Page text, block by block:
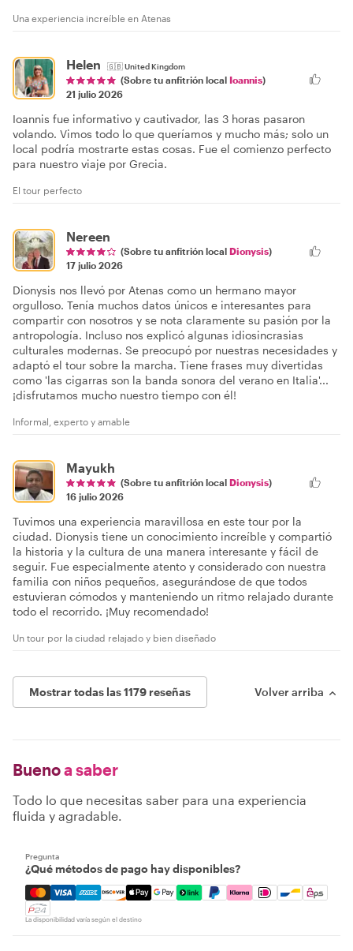
Una experiencia increíble en Atenas
Helen 🇬🇧United Kingdom
(Sobre tu anfitrión local Ioannis)
21 julio 2026
Ioannis fue informativo y cautivador, las 3 horas pasaron
volando. Vimos todo lo que queríamos y mucho más; solo un
local podría mostrarte estas cosas. Fue el comienzo perfecto
para nuestro viaje por Grecia.
El tour perfecto
Nereen
(Sobre tu anfitrión local Dionysis)
17 julio 2026
Dionysis nos llevó por Atenas como un hermano mayor
orgulloso. Tenía muchos datos únicos e interesantes para
compartir con nosotros y se nota claramente su pasión por la
antropología. Incluso nos explicó algunas idiosincrasias
culturales modernas. Se preocupó por nuestras necesidades y
adaptó el tour sobre la marcha. Tiene frases muy divertidas
como 'las cigarras son la banda sonora del verano en Italia'...
¡disfrutamos mucho nuestro tiempo con él!
Informal, experto y amable
Mayukh
(Sobre tu anfitrión local Dionysis)
16 julio 2026
Tuvimos una experiencia maravillosa en este tour por la
ciudad. Dionysis tiene un conocimiento increíble y compartió
la historia y la cultura de una manera interesante y fácil de
seguir. Fue especialmente atento y considerado con nuestra
familia con niños pequeños, asegurándose de que todos
estuvieran cómodos y manteniendo un ritmo relajado durante
todo el recorrido. ¡Muy recomendado!
Un tour por la ciudad relajado y bien diseñado
Mostrar todas las 1179 reseñas Volver arriba
Buenoa saber
Todo lo que necesitas saber para una experiencia
fluida y agradable.
Pregunta
¿Qué métodos de pago hay disponibles?
Mastercard, Visa, Amex, Discover, Apple Pay, Google
La disponibilidad varía según el destino